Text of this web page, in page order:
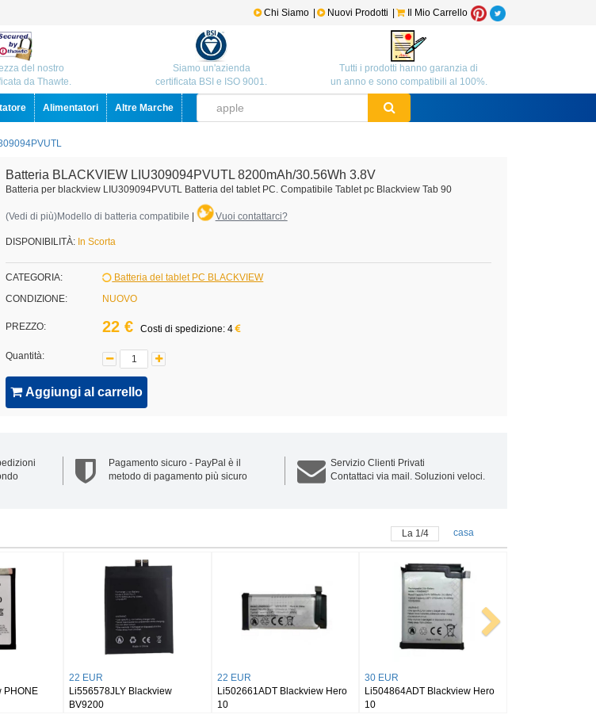
Il Mio Carrello
Nuovi Prodotti
Chi Siamo
del nostro
da Thawte.
Siamo un'azienda
certificata BSI e ISO 9001.
Tutti i prodotti hanno garanzia di
un anno e sono compatibili al 100%.
Alimentatori Altre Marche
Batteria BLACKVIEW LIU309094PVUTL 8200mAh/30.56Wh 3.8V
Batteria per blackview LIU309094PVUTL Batteria del tablet PC. Compatibile Tablet pc Blackview Tab 90
(Vedi di più)Modello di batteria compatibile Vuoi contattarci?
DISPONIBILITÀ: In Scorta
CATEGORIA:
Batteria del tablet PC BLACKVIEW
CONDIZIONE:
NUOVO
PREZZO: 22 € Costi di spedizione: 4
Quantità:
Aggiungi al carrello
Pagamento sicuro - PayPal è il
metodo di pagamento più sicuro
Servizio Clienti Privati
Contattaci via mail. Soluzioni veloci.
La 1/4 casa
20 EUR
DK018 Blackview BV6300 Pro
24 EUR
Li28A4E1HTT Blackview
Li28A4E1HTT
24 EUR
LiU28104142PVUTL Blackview
Tab 7 Pro/OSCAL Pad 10